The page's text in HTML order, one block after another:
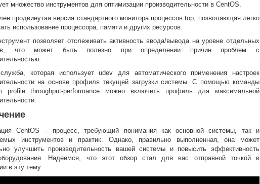
множество инструментов для оптимизации производительности в CentOS.
продвинутая версия стандартного монитора процессов top, позволяющая легко
использование процессора, памяти и других ресурсов.
позволяет отслеживать активность ввода/вывода на уровне отдельных
что может быть полезно при определении причин проблем с
которая использует udev для автоматического применения настроек
на основе профиля текущей загрузки системы. С помощью команды
profile throughput-performance можно включить профиль для максимальной
CentOS – процесс, требующий понимания как основной системы, так и
инструментов и практик. Однако, правильно выполненная, она может
улучшить производительность вашей системы и повысить эффективность
Надеемся, что этот обзор стал для вас отправной точкой в
в эту тему.